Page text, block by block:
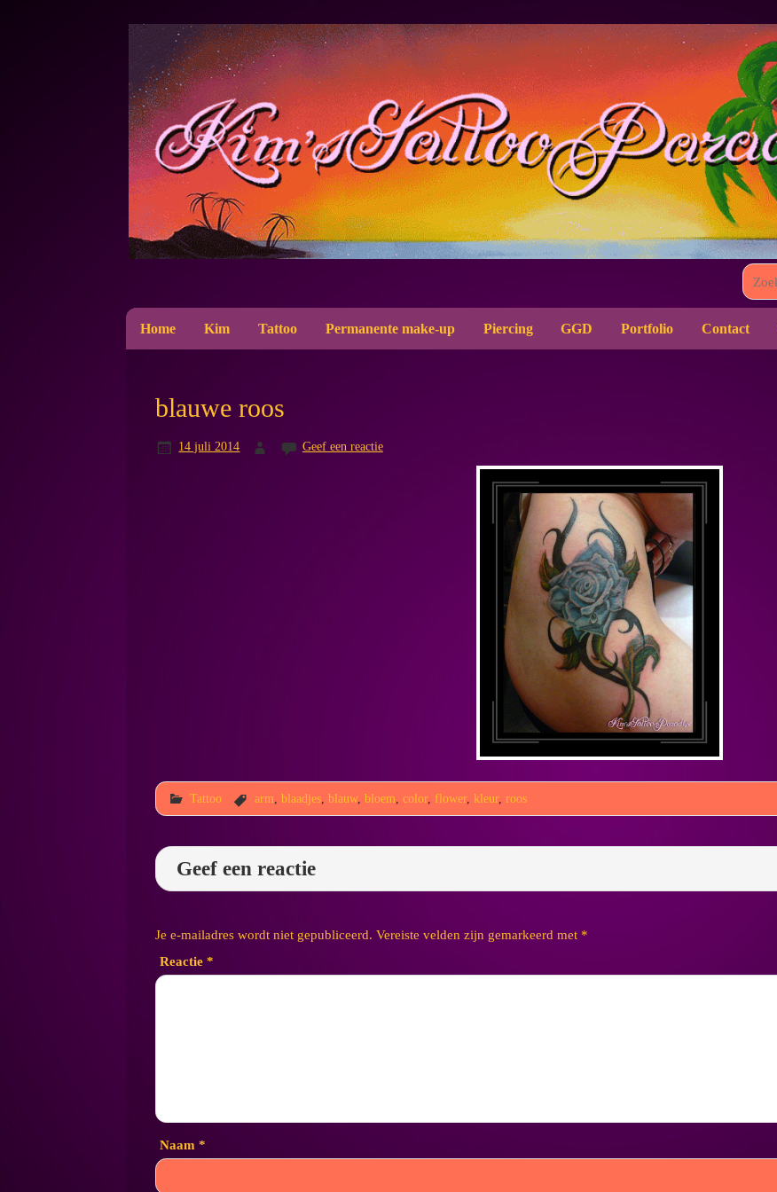
Home Kim Tattoo Permanente make-up Piercing GGD Portfolio Contact
blauwe roos
14 juli 2014 Geef een reactie
Tattoo arm ,blaadjes ,blauw,bloem ,color, flower, kleur, roos
Geef een reactie
Je e-mailadres wordt niet gepubliceerd. Vereiste velden zijn gemarkeerd met *
Reactie *
Naam *